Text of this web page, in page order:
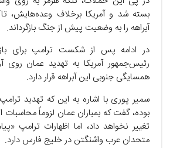
بسته شد و آمریکا برخلاف وعده‌هایش،
آبراهه را به وضعیت پیش از جنگ بازگرداند.
در ادامه پس از شکست ترامپ برای
رئیس‌جمهور آمریکا به تهدید عمان روی
همسایگی جنوبی این آبراهه قرار دارد.
سمیر پوری با اشاره به این که تهدید
بوده، گفت که بمباران عمان لزوماً محاسبات
تغییر نخواهد داد، اما اظهارات ترامپ
متحدان عرب واشنگتن در خلیج فارس دارد.